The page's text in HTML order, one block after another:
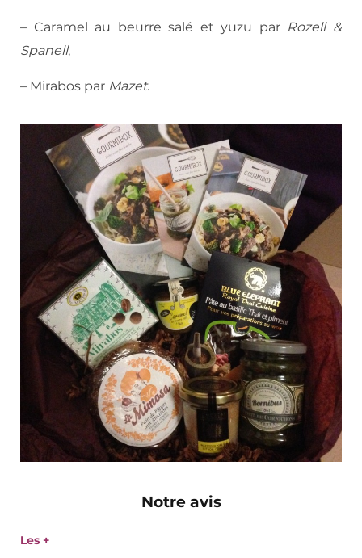
– Caramel au beurre salé et yuzu par Rozell &
Spanell,
– Mirabos par Mazet.
Notre avis
Les +